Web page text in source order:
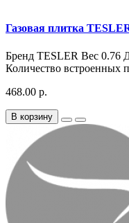
Газовая плитка
Бренд TESLER Вес 0.76
Количество встроенных
468.00 р.
В корзину